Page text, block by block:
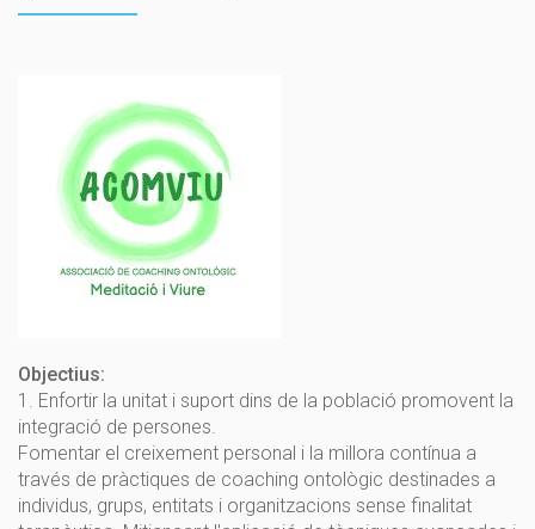
Objectius:
1. Enfortir la unitat i suport dins de la població promovent la
integració de persones.
Fomentar el creixement personal i la millora contínua a
través de pràctiques de coaching ontològic destinades a
individus, grups, entitats i organitzacions sense finalitat